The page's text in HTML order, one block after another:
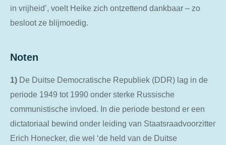
in vrijheid’, voelt Heike zich ontzettend dankbaar – zo
besloot ze blijmoedig.
Noten
1) De Duitse Democratische Republiek (DDR) lag in de
periode 1949 tot 1990 onder sterke Russische
communistische invloed. In die periode bestond er een
dictatoriaal bewind onder leiding van Staatsraadvoorzitter
Erich Honecker, die wel ‘de held van de Duitse